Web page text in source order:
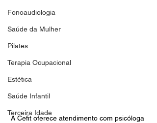
Fonoaudiologia
Saúde da Mulher
Pilates
Terapia Ocupacional
Estética
Saúde Infantil
Terceira Idade
A Cefit oferece atendimento com psicóloga